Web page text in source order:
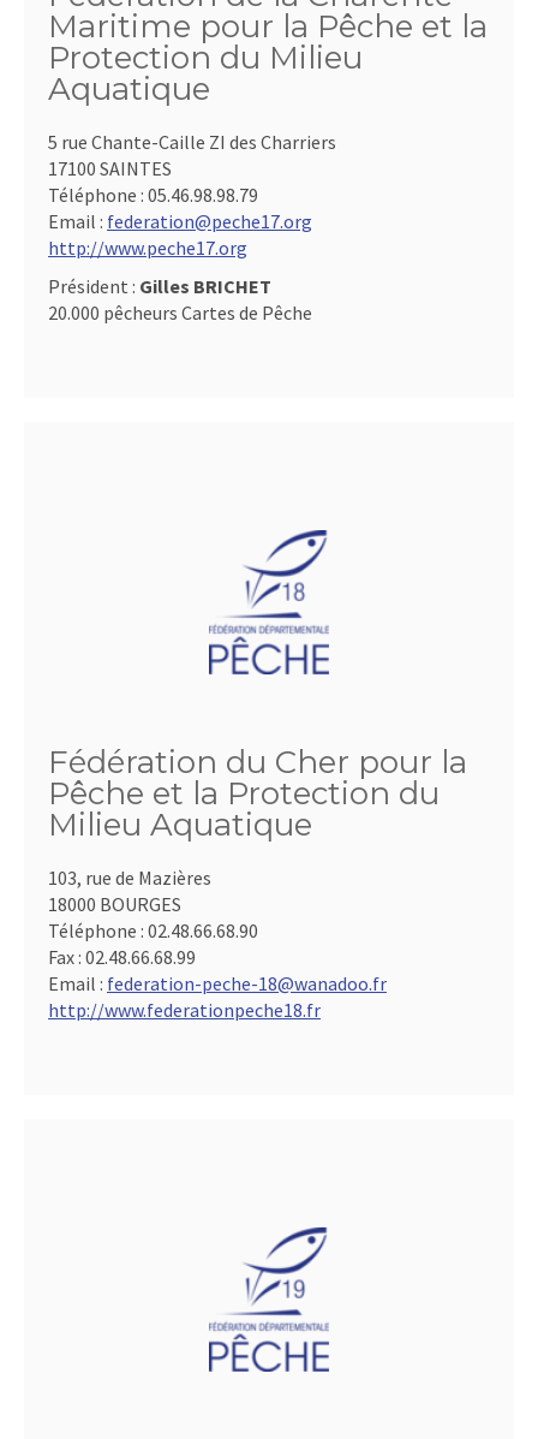
Maritime pour la Pêche et la
Protection du Milieu
Aquatique
5 rue Chante-Caille ZI des Charriers
17100 SAINTES
Téléphone : 05.46.98.98.79
Email : federation@peche17.org
http://www.peche17.org
Président : Gilles BRICHET
20.000 pêcheurs Cartes de Pêche
Fédération du Cher pour la
Pêche et la Protection du
Milieu Aquatique
103, rue de Mazières
18000 BOURGES
Téléphone : 02.48.66.68.90
Fax : 02.48.66.68.99
Email : federation-peche-18@wanadoo.fr
http://www.federationpeche18.fr